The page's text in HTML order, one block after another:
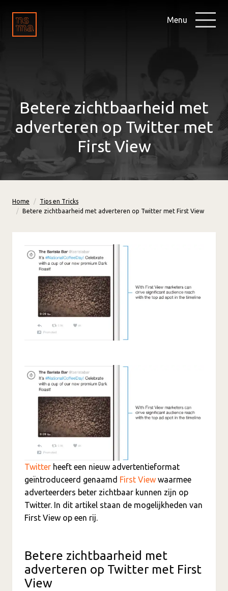
Menu
Betere zichtbaarheid met
adverteren op Twitter met
First View
Home
Tips en Tricks
Betere zichtbaarheid met adverteren op Twitter met First View
Twitter heeft een nieuw advertentieformat
geïntroduceerd genaamd First View waarmee
adverteerders beter zichtbaar kunnen zijn op
Twitter. In dit artikel staan de mogelijkheden van
First View op een rij.
Betere zichtbaarheid met
adverteren op Twitter met First
View